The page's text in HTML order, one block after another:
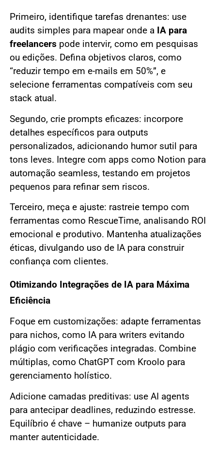
Primeiro, identifique tarefas drenantes: use
audits simples para mapear onde a IA para
freelancers pode intervir, como em pesquisas
ou edições. Defina objetivos claros, como
“reduzir tempo em e-mails em 50%”, e
selecione ferramentas compatíveis com seu
stack atual.
Segundo, crie prompts eficazes: incorpore
detalhes específicos para outputs
personalizados, adicionando humor sutil para
tons leves. Integre com apps como Notion para
automação seamless, testando em projetos
pequenos para refinar sem riscos.
Terceiro, meça e ajuste: rastreie tempo com
ferramentas como RescueTime, analisando ROI
emocional e produtivo. Mantenha atualizações
éticas, divulgando uso de IA para construir
confiança com clientes.
Otimizando Integrações de IA para Máxima
Eficiência
Foque em customizações: adapte ferramentas
para nichos, como IA para writers evitando
plágio com verificações integradas. Combine
múltiplas, como ChatGPT com Kroolo para
gerenciamento holístico.
Adicione camadas preditivas: use AI agents
para antecipar deadlines, reduzindo estresse.
Equilíbrio é chave – humanize outputs para
manter autenticidade.